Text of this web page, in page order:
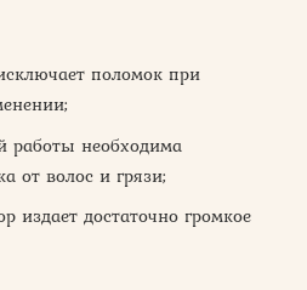
поломок при
работы необходима
от волос и грязи;
издает достаточно громкое